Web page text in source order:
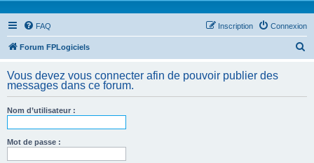
FAQ Connexion
Inscription
Forum FPLogiciels
h
Vous devez vous connecter afin de pouvoir publier des
messages dans ce forum.
Nom d’utilisateur :
Mot de passe :